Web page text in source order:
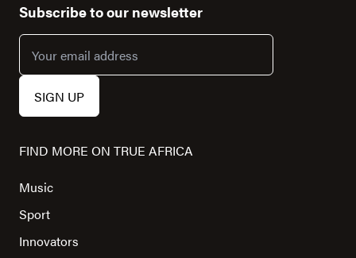
Subscribe to our newsletter
FIND MORE ON TRUE AFRICA
Music
Sport
Innovators